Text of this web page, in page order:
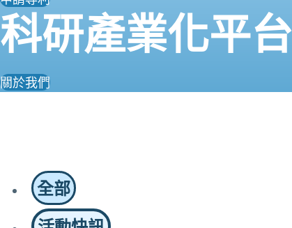
科研產業化平台
關於我們
全部